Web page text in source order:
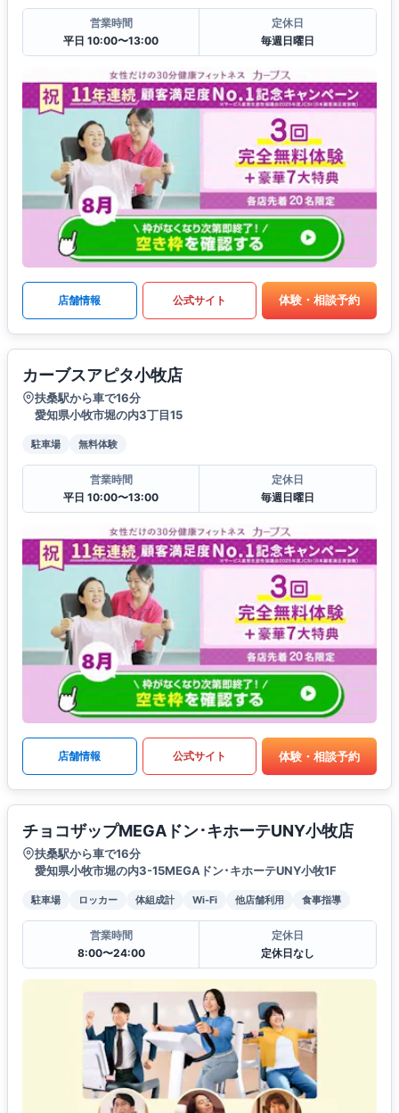
営業時間
平日 10:00〜13:00
定休日
毎週日曜日
店舗情報 公式サイト 体験・相談予約
カーブスアピタ小牧店
扶桑駅から車で16分
愛知県小牧市堀の内3丁目15
駐車場 無料体験
営業時間
平日 10:00〜13:00
定休日
毎週日曜日
店舗情報 公式サイト 体験・相談予約
チョコザップMEGAドン･キホーテUNY小牧店
扶桑駅から車で16分
愛知県小牧市堀の内3-15MEGAドン･キホーテUNY小牧1F
駐車場 ロッカー 体組成計 Wi-Fi 他店舗利用 食事指導
営業時間
8:00〜24:00
定休日
定休日なし